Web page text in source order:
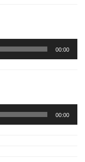
00:00
00:00